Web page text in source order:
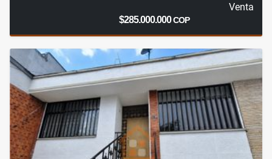
Venta
$285.000.000COP